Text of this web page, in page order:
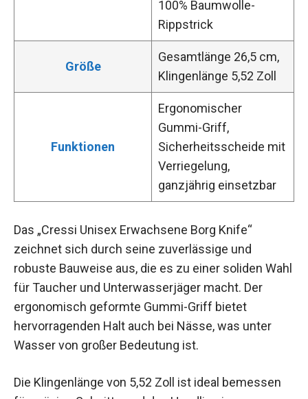
100% Baumwolle-
Rippstrick
Größe
Gesamtlänge 26,5 cm,
Klingenlänge 5,52 Zoll
Funktionen
Ergonomischer
Gummi-Griff,
Sicherheitsscheide mit
Verriegelung,
ganzjährig einsetzbar
Das „Cressi Unisex Erwachsene Borg Knife“
zeichnet sich durch seine zuverlässige und
robuste Bauweise aus, die es zu einer soliden Wahl
für Taucher und Unterwasserjäger macht. Der
ergonomisch geformte Gummi-Griff bietet
hervorragenden Halt auch bei Nässe, was unter
Wasser von großer Bedeutung ist.
Die Klingenlänge von 5,52 Zoll ist ideal bemessen